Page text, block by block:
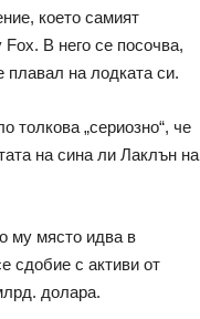
което самият
В него се посочва,
плавал на лодката си.
толкова „сериозно“, че
на сина ли Лаклън на
му място идва в
сдобие с активи от
долара.